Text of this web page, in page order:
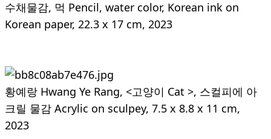
수채물감, 먹 Pencil, water color, Korean ink on
Korean paper, 22.3 x 17 cm, 2023
황예랑 Hwang Ye Rang, <고양이 Cat >, 스컬피에 아
크릴 물감 Acrylic on sculpey, 7.5 x 8.8 x 11 cm,
2023